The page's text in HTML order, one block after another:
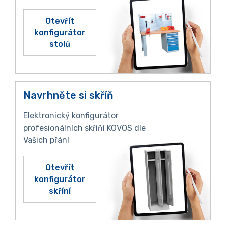
Otevřít
konfigurátor
stolů
Navrhněte si skříň
Elektronický konfigurátor
profesionálních skříňí KOVOS dle
Vašich přání
Otevřít
konfigurátor
skříní